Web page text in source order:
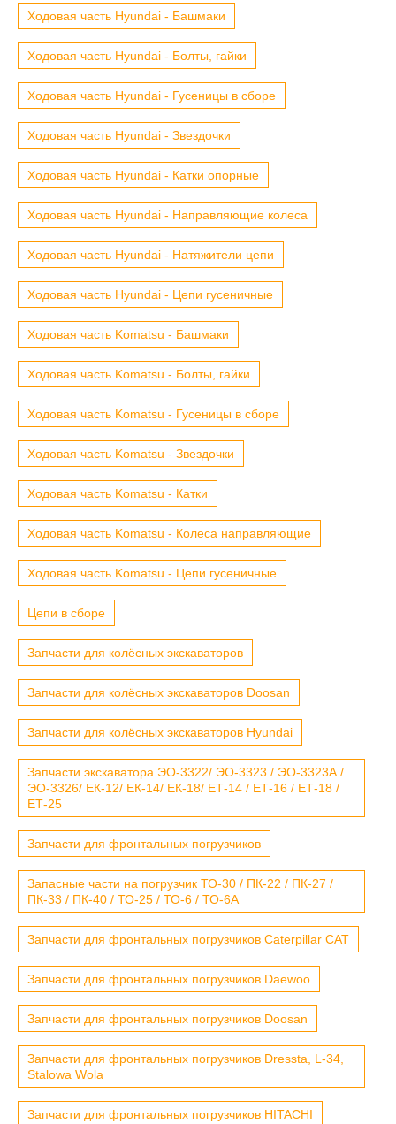
Ходовая часть Hyundai - Башмаки
Ходовая часть Hyundai - Болты, гайки
Ходовая часть Hyundai - Гусеницы в сборе
Ходовая часть Hyundai - Звездочки
Ходовая часть Hyundai - Катки опорные
Ходовая часть Hyundai - Направляющие колеса
Ходовая часть Hyundai - Натяжители цепи
Ходовая часть Hyundai - Цепи гусеничные
Ходовая часть Komatsu - Башмаки
Ходовая часть Komatsu - Болты, гайки
Ходовая часть Komatsu - Гусеницы в сборе
Ходовая часть Komatsu - Звездочки
Ходовая часть Komatsu - Катки
Ходовая часть Komatsu - Колеса направляющие
Ходовая часть Komatsu - Цепи гусеничные
Цепи в сборе
Запчасти для колёсных экскаваторов
Запчасти для колёсных экскаваторов Doosan
Запчасти для колёсных экскаваторов Hyundai
Запчасти экскаватора ЭО-3322/ ЭО-3323 / ЭО-3323А /
ЭО-3326/ ЕК-12/ ЕК-14/ ЕК-18/ ЕТ-14 / ЕТ-16 / ЕТ-18 /
ЕТ-25
Запчасти для фронтальных погрузчиков
Запасные части на погрузчик ТО-30 / ПК-22 / ПК-27 /
ПК-33 / ПК-40 / ТО-25 / ТО-6 / ТО-6А
Запчасти для фронтальных погрузчиков Caterpillar CAT
Запчасти для фронтальных погрузчиков Daewoo
Запчасти для фронтальных погрузчиков Doosan
Запчасти для фронтальных погрузчиков Dressta, L-34,
Stalowa Wola
Запчасти для фронтальных погрузчиков HITACHI